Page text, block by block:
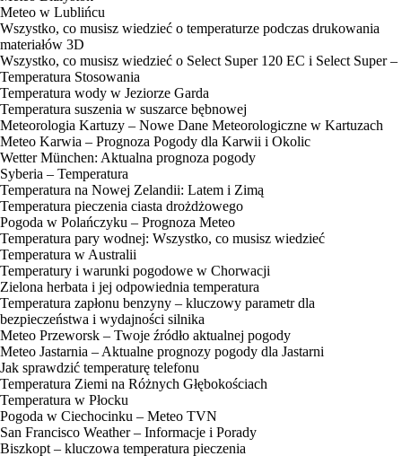
Meteo w Lublińcu
Wszystko, co musisz wiedzieć o temperaturze podczas drukowania
materiałów 3D
Wszystko, co musisz wiedzieć o Select Super 120 EC i Select Super –
Temperatura Stosowania
Temperatura wody w Jeziorze Garda
Temperatura suszenia w suszarce bębnowej
Meteorologia Kartuzy – Nowe Dane Meteorologiczne w Kartuzach
Meteo Karwia – Prognoza Pogody dla Karwii i Okolic
Wetter München: Aktualna prognoza pogody
Syberia – Temperatura
Temperatura na Nowej Zelandii: Latem i Zimą
Temperatura pieczenia ciasta drożdżowego
Pogoda w Polańczyku – Prognoza Meteo
Temperatura pary wodnej: Wszystko, co musisz wiedzieć
Temperatura w Australii
Temperatury i warunki pogodowe w Chorwacji
Zielona herbata i jej odpowiednia temperatura
Temperatura zapłonu benzyny – kluczowy parametr dla
bezpieczeństwa i wydajności silnika
Meteo Przeworsk – Twoje źródło aktualnej pogody
Meteo Jastarnia – Aktualne prognozy pogody dla Jastarni
Jak sprawdzić temperaturę telefonu
Temperatura Ziemi na Różnych Głębokościach
Temperatura w Płocku
Pogoda w Ciechocinku – Meteo TVN
San Francisco Weather – Informacje i Porady
Biszkopt – kluczowa temperatura pieczenia